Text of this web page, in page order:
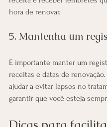
hora de renovar.
5. Mantenha um
É importante manter um
receitas e datas de
ajudar a evitar lapsos no
garantir que você esteja